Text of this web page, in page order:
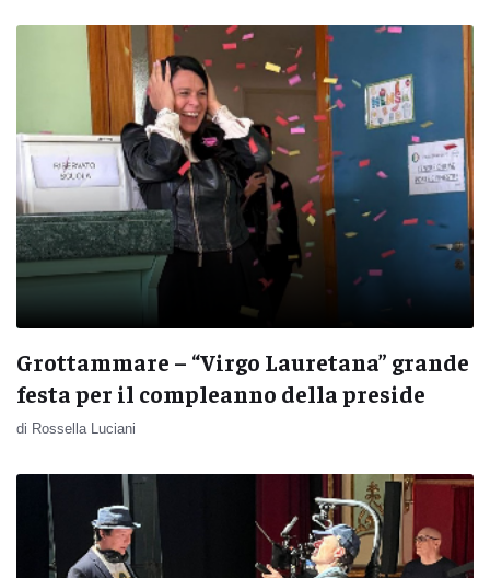
Grottammare – “Virgo Lauretana” grande
festa per il compleanno della preside
di Rossella Luciani